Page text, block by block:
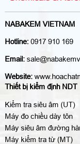
NABAKEM VIETNAM
Hotline: 0917 910 169
Email:
Website:
Thiết bị kiểm định NDT
Kiểm tra siêu âm (UT)
Máy đo chiều dày tôn
Máy siêu âm đường
Máy kiểm tra từ (MT)